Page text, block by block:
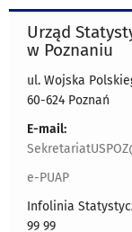
Urząd
w Poznaniu
ul. Wojska
60-624 Poznań
E-mail:
e-PUAP
Infolinia
99 99